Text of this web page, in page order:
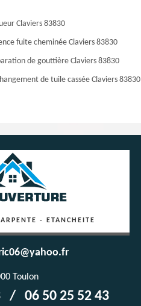
Claviers 83830
fuite cheminée Claviers 83830
de gouttière Claviers 83830
de tuile cassée Claviers 83830
- ETANCHEITE
Toulon
/ 06 50 25 52 43